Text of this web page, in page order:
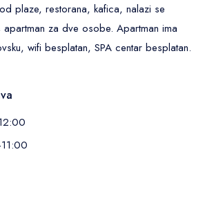
plaze, restorana, kafica, nalazi se
apartman za dve osobe. Apartman ima
wifi besplatan, SPA centar besplatan.